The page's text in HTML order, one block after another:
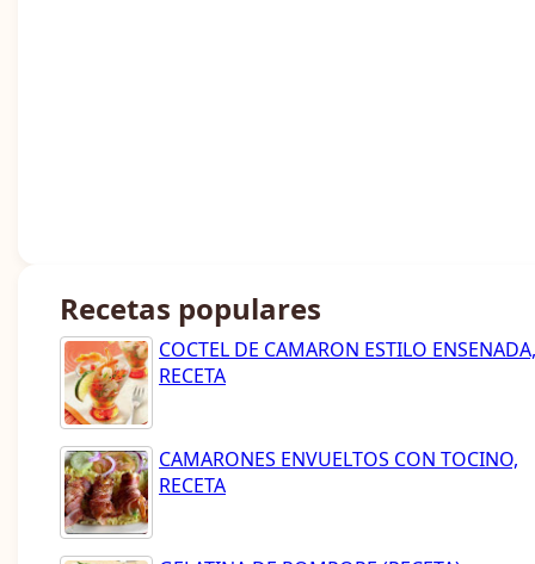
Recetas populares
COCTEL DE CAMARON ESTILO ENSENADA,
RECETA
CAMARONES ENVUELTOS CON TOCINO,
RECETA